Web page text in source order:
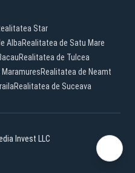
Star
AlbaRealitatea de Satu Mare
Realitatea de Tulcea
Realitatea de Neamt
Realitatea de Suceava
Invest LLC